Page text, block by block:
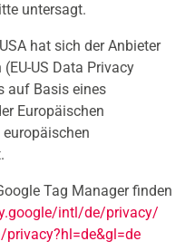
untersagt.
hat sich der Anbieter
US Data Privacy
auf Basis eines
Europäischen
Tag Manager finden
/intl/de/privacy/
/privacy?hl=de&gl=de